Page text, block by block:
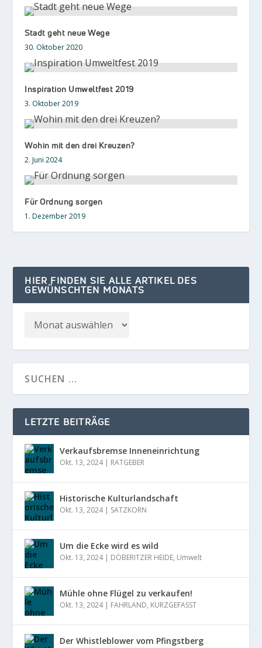
Stadt geht neue Wege
30. Oktober 2020
Inspiration Umweltfest 2019
3. Oktober 2019
Wohin mit den drei Kreuzen?
2. Juni 2024
Für Ordnung sorgen
1. Dezember 2019
HIER FINDEN SIE ALLE ARTIKEL DES
GEWÜNSCHTEN MONATS
LETZTE BEITRÄGE
Verkaufsbremse Inneneinrichtung
Okt. 13, 2024| RATGEBER
Historische Kulturlandschaft
Okt. 13, 2024| SATZKORN
Um die Ecke wird es wild
Okt. 13, 2024| DÖBERITZER HEIDE, Umwelt
Mühle ohne Flügel zu verkaufen!
Okt. 13, 2024| FAHRLAND, KURZGEFASST
Der Whistleblower vom Pfingstberg